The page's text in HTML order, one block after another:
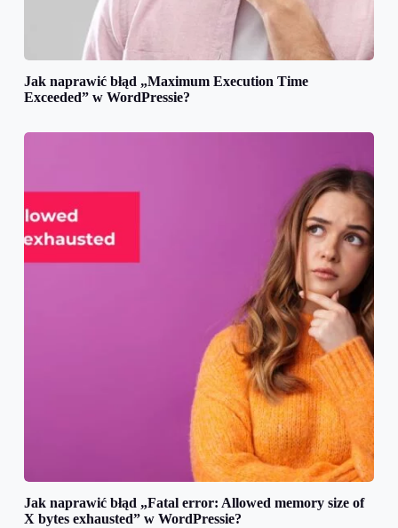
Jak naprawić błąd „Maximum Execution Time
Exceeded” w WordPressie?
Jak naprawić błąd „Fatal error: Allowed memory size of
X bytes exhausted” w WordPressie?